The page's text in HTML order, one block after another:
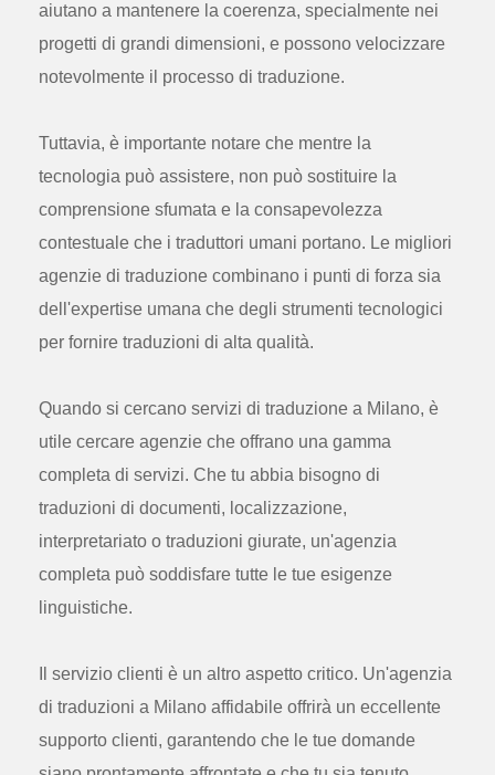
aiutano a mantenere la coerenza, specialmente nei
progetti di grandi dimensioni, e possono velocizzare
notevolmente il processo di traduzione.
Tuttavia, è importante notare che mentre la
tecnologia può assistere, non può sostituire la
comprensione sfumata e la consapevolezza
contestuale che i traduttori umani portano. Le migliori
agenzie di traduzione combinano i punti di forza sia
dell'expertise umana che degli strumenti tecnologici
per fornire traduzioni di alta qualità.
Quando si cercano servizi di traduzione a Milano, è
utile cercare agenzie che offrano una gamma
completa di servizi. Che tu abbia bisogno di
traduzioni di documenti, localizzazione,
interpretariato o traduzioni giurate, un'agenzia
completa può soddisfare tutte le tue esigenze
linguistiche.
Il servizio clienti è un altro aspetto critico. Un'agenzia
di traduzioni a Milano affidabile offrirà un eccellente
supporto clienti, garantendo che le tue domande